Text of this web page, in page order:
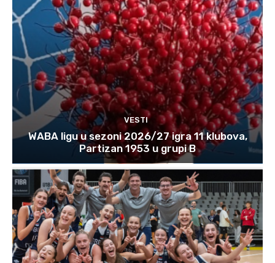
VESTI
WABA ligu u sezoni 2026/27 igra 11 klubova,
Partizan 1953 u grupi B